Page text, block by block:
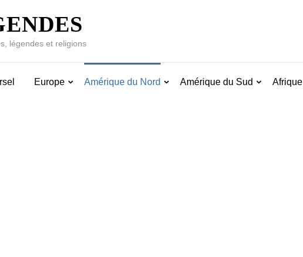
légendes et religions
Europe Amérique du Nord Amérique du Sud Afrique